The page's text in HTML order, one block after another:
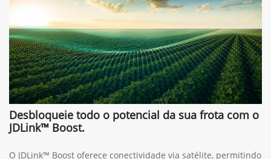
Desbloqueie todo o potencial da sua frota com o
JDLink™ Boost.
O JDLink™ Boost oferece conectividade via satélite, permitindo